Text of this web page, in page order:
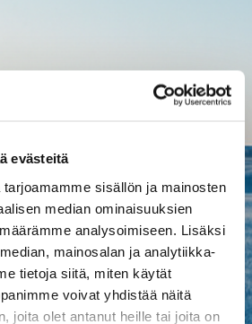
evästeitä
sisällön ja mainosten
median ominaisuuksien
analysoimiseen. Lisäksi
mainosalan ja analytiikka-
tietoja siitä, miten käytät
voivat yhdistää näitä
joita olet antanut heille tai joita on